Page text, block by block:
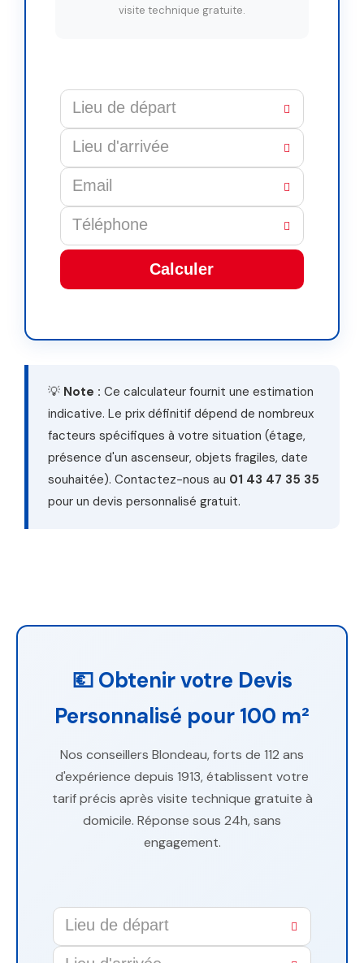
visite technique gratuite.
Calculer
should
blank
💡 Note : Ce calculateur fournit une estimation
indicative. Le prix définitif dépend de nombreux
facteurs spécifiques à votre situation (étage,
présence d'un ascenseur, objets fragiles, date
souhaitée). Contactez-nous au 01 43 47 35 35
pour un devis personnalisé gratuit.
💶 Obtenir votre Devis
Personnalisé pour 100 m²
Nos conseillers Blondeau, forts de 112 ans
d'expérience depuis 1913, établissent votre
tarif précis après visite technique gratuite à
domicile. Réponse sous 24h, sans
engagement.